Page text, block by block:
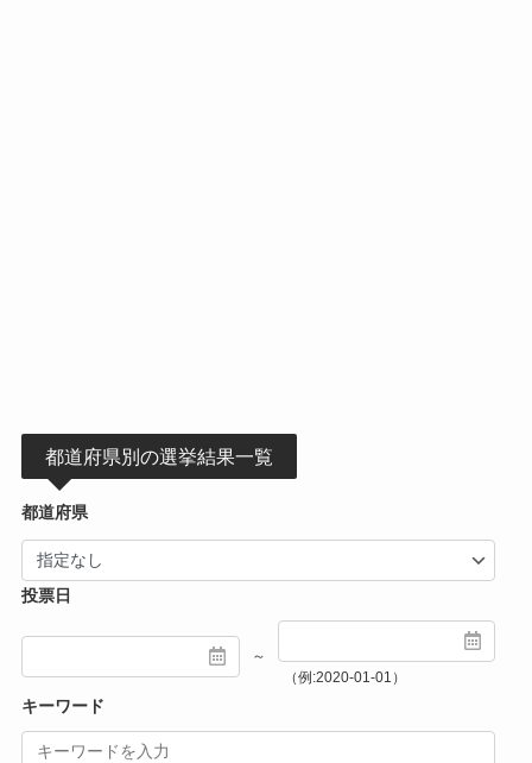
都道府県別の選挙結果一覧
都道府県
投票日
～
（例:2020-01-01）
キーワード